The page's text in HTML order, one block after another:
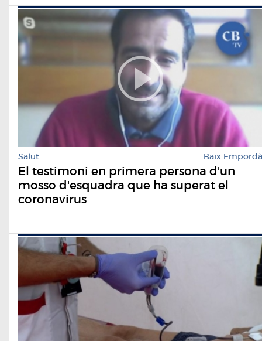
Salut Baix Empordà
El testimoni en primera persona d'un
mosso d'esquadra que ha superat el
coronavirus